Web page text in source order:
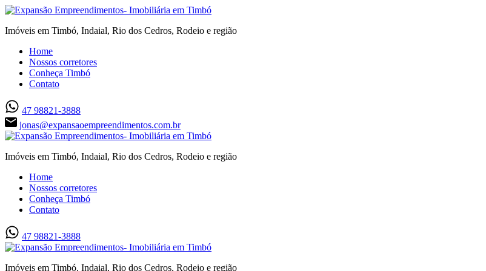
Imóveis em Timbó, Indaial, Rio dos Cedros, Rodeio e região
Home
Nossos corretores
Conheça Timbó
Contato
47 98821-3888
jonas@expansaoempreendimentos.com.br
Imóveis em Timbó, Indaial, Rio dos Cedros, Rodeio e região
Home
Nossos corretores
Conheça Timbó
Contato
47 98821-3888
Imóveis em Timbó, Indaial, Rio dos Cedros, Rodeio e região